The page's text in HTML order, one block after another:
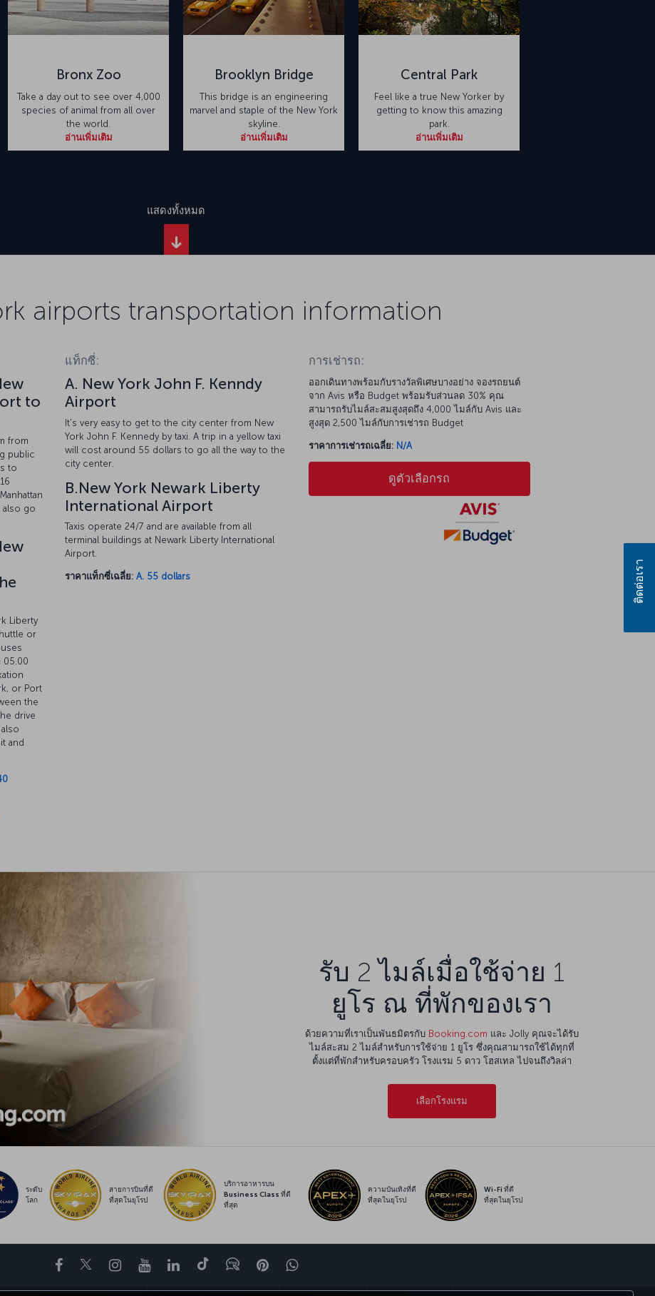
Bronx Zoo
Take a day out to see over 4,000
species of animal from all over
the world.
อ่านเพิ่มเติม
Brooklyn Bridge
This bridge is an engineering
marvel and staple of the New York
skyline.
อ่านเพิ่มเติม
Central Park
Feel like a true New Yorker by
getting to know this amazing
park.
อ่านเพิ่มเติม
แสดงทั้งหมด
airports transportation information
to
from
public
to
also go
Liberty
or
05.00
or Port
the
drive
and
แท็กซี่:
A. New York John F. Kenndy
Airport
It's very easy to get to the city center from New
York John F. Kennedy by taxi. A trip in a yellow taxi
will cost around 55 dollars to go all the way to the
city center.
B.New York Newark Liberty
International Airport
Taxis operate 24/7 and are available from all
terminal buildings at Newark Liberty International
Airport.
ราคาแท็กซี่เฉลี่ย: A. 55 dollars
การเช่ารถ:
ออกเดินทางพร้อมกับรางวัลพิเศษบางอย่าง จองรถยนต์
จาก Avis หรือ Budget พร้อมรับส่วนลด 30% คุณ
สามารถรับไมล์สะสมสูงสุดถึง 4,000 ไมล์กับ Avis และ
สูงสุด 2,500 ไมล์กับการเช่ารถ Budget
ราคาการเช่ารถเฉลี่ย: N/A
ดูตัวเลือกรถ
รับ 2 ไมล์เมื่อใช้จ่าย 1
ยูโร ณ ที่พักของเรา
ด้วยความที่เราเป็นพันธมิตรกับ Booking.com และ Jolly คุณจะได้รับ
ไมล์สะสม 2 ไมล์สำหรับการใช้จ่าย 1 ยูโร ซึ่งคุณสามารถใช้ได้ทุกที่
ตั้งแต่ที่พักสำหรับครอบครัว โรงแรม 5 ดาว โฮสเทล ไปจนถึงวิลล่า
เลือกโรงแรม
ระดับ
โลก
สายการบินที่ดี
ที่สุดในยุโรป
บริการอาหารบน
Business Class ที่ดี
ที่สุด
ความบันเทิงที่ดี
ที่สุดในยุโรป
Wi-Fi ที่ดี
ที่สุดในยุโรป
Facebook
TwitterInstagram
YouTubeLinkedIn
Tiktokบล็อกพินเทอเรสต์
Whatsapp
ติดต่อเรา